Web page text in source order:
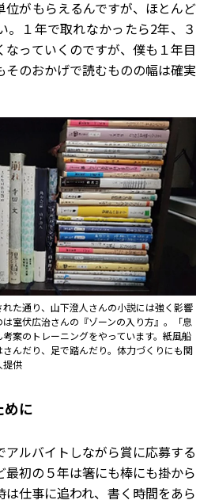
位がもらえるんですが、ほとんど
。１年で取れなかったら2年、３
っていくのですが、僕も１年目
そのおかげで読むものの幅は確実
た通り、山下澄人さんの小説には強く影響
室伏広治さんの『ゾーンの入り方』。「息
案のトレーニングをやっています。紙風船
んだり、足で踏んだり。体力づくりにも関
提供
めに
ルバイトしながら賞に応募する
最初の５年は箸にも棒にも掛から
は仕事に追われ、書く時間をあら